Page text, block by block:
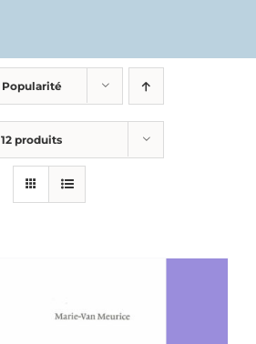
Popularité
12 produits